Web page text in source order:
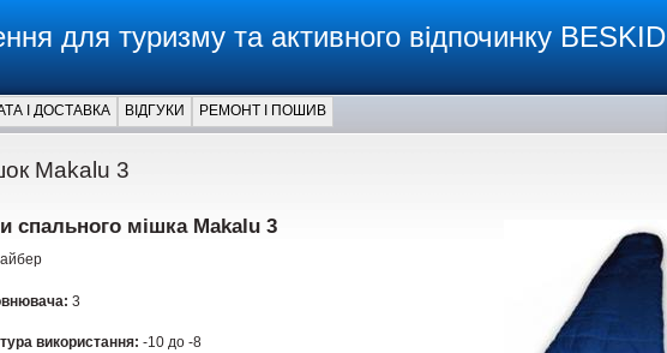
для туризму та активного відпочинку BESKID
І ДОСТАВКА ВІДГУКИ РЕМОНТ І ПОШИВ
Makalu 3
спального мішка Makalu 3
3
використання: -10 до -8